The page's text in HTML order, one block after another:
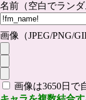
名前（空白でランダ
画像（JPEG/PNG/
画像は3650日で